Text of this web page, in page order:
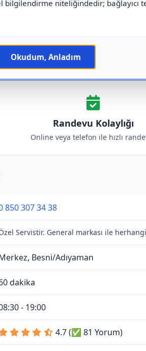
bilgilendirme niteliğindedir; bağlayıcı
Okudum, Anladım
Randevu Kolaylığı
Online veya telefon ile hızlı
850 307 34 38
Servistir. General markası ile
Besni/Adıyaman
dakika
- 19:00
4.7 (✅ 81 Yorum)